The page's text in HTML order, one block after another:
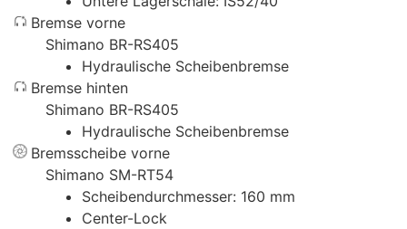
Bremse vorne
Shimano BR-RS405
Hydraulische Scheibenbremse
Bremse hinten
Shimano BR-RS405
Hydraulische Scheibenbremse
Bremsscheibe vorne
Shimano SM-RT54
Scheibendurchmesser: 160 mm
Center-Lock